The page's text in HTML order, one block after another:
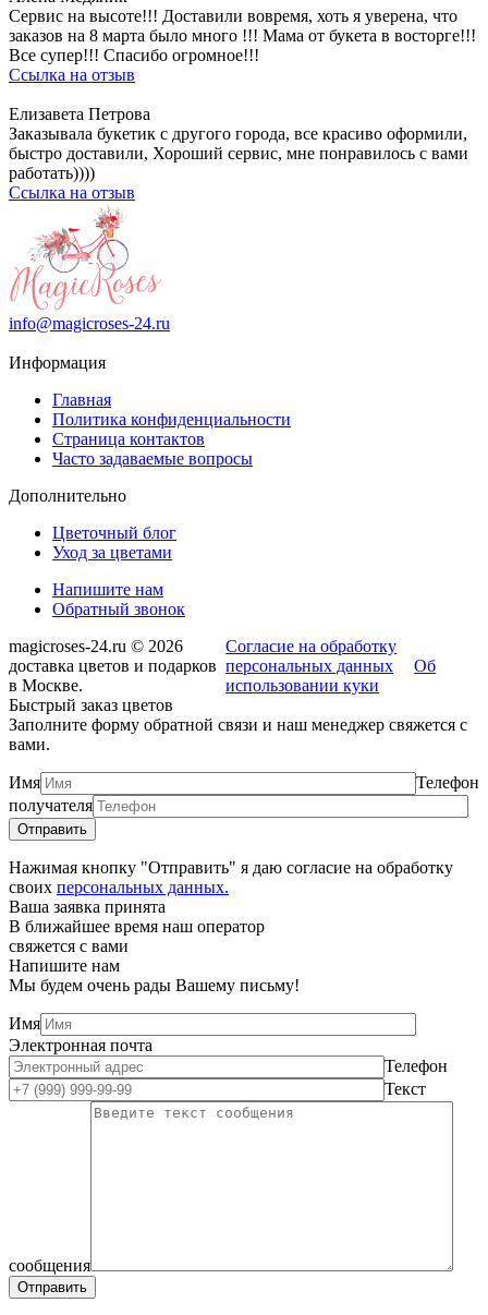
Сервис на высоте!!! Доставили вовремя, хоть я уверена, что
заказов на 8 марта было много !!! Мама от букета в восторге!!!
Все супер!!! Спасибо огромное!!!
Ссылка на отзыв
Елизавета Петрова
Заказывала букетик с другого города, все красиво оформили,
быстро доставили, Хороший сервис, мне понравилось с вами
работать))))
Ссылка на отзыв
info@magicroses-24.ru
Информация
Главная
Политика конфиденциальности
Страница контактов
Часто задаваемые вопросы
Дополнительно
Цветочный блог
Уход за цветами
Напишите нам
Обратный звонок
magicroses-24.ru © 2026
доставка цветов и подарков
в Москве.
Согласие на обработку
персональных данных
Об
использовании куки
Быстрый заказ цветов
Заполните форму обратной связи и наш менеджер свяжется с
вами.
Имя
Телефон
получателя
Нажимая кнопку "Отправить" я даю согласие на обработку
своих персональных данных.
Ваша заявка принята
В ближайшее время наш оператор
свяжется с вами
Напишите нам
Мы будем очень рады Вашему письму!
Имя
Электронная почта
Телефон
Текст
сообщения